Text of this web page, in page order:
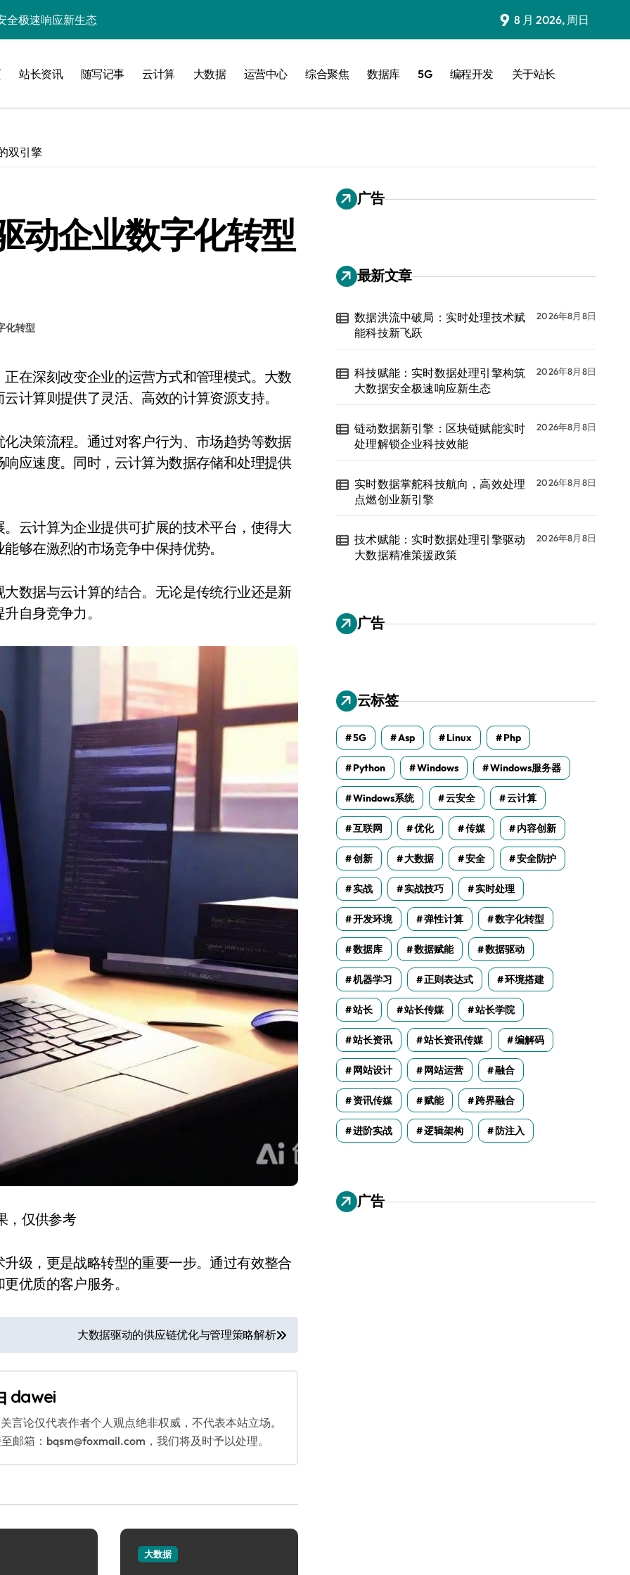
企业科技效能
开发新范式
优化革新
9 8 月 2026, 周日
站长资讯 随写记事 云计算 大数据 运营中心 综合聚焦 数据库 5G 编程开发 关于站长
双引擎
动企业数字化转型
化转型
计算则提供了灵活、高效的计算资源支持。
决策流程。通过对客户行为、市场趋势等数据
应速度。同时，云计算为数据存储和处理提供
云计算为企业提供可扩展的技术平台，使得大
够在激烈的市场竞争中保持优势。
数据与云计算的结合。无论是传统行业还是新
自身竞争力。
，仅供参考
级，更是战略转型的重要一步。通过有效整合
优质的客户服务。
大数据驱动的供应链优化与管理策略解析
dawei
言论仅代表作者个人观点绝非权威，不代表本站立场。
邮箱：bqsm@foxmail.com，我们将及时予以处理。
大数据
广告
最新文章
数据洪流中破局：实时处理技术赋
能科技新飞跃
2026年8月8日
科技赋能：实时数据处理引擎构筑
大数据安全极速响应新生态
2026年8月8日
链动数据新引擎：区块链赋能实时
处理解锁企业科技效能
2026年8月8日
实时数据掌舵科技航向，高效处理
点燃创业新引擎
2026年8月8日
技术赋能：实时数据处理引擎驱动
大数据精准策援政策
2026年8月8日
广告
云标签
5G Asp Linux Php
Python Windows Windows服务器
Windows系统 云安全 云计算
互联网 优化 传媒 内容创新
创新 大数据 安全 安全防护
实战 实战技巧 实时处理
开发环境 弹性计算 数字化转型
数据库 数据赋能 数据驱动
机器学习 正则表达式 环境搭建
站长 站长传媒 站长学院
站长资讯 站长资讯传媒 编解码
网站设计 网站运营 融合
资讯传媒 赋能 跨界融合
进阶实战 逻辑架构 防注入
广告